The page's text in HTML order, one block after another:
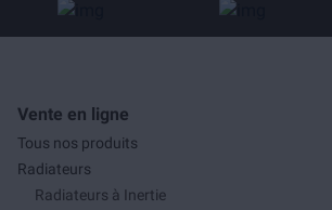
Vente en ligne
Tous nos produits
Radiateurs
Radiateurs à Inertie